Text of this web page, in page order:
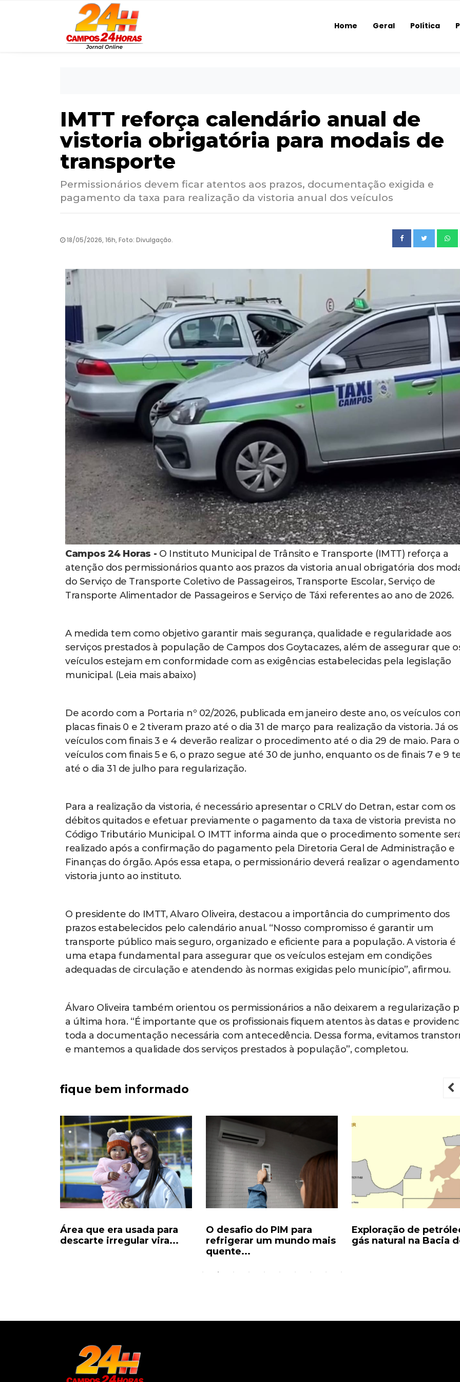
Home Geral Política
IMTT reforça calendário anual de
vistoria obrigatória para modais de
transporte
Permissionários devem ficar atentos aos prazos, documentação exigida e
pagamento da taxa para realização da vistoria anual dos veículos
18/05/2026, 16h, Foto: Divulgação.
Campos 24 Horas - O Instituto Municipal de Trânsito e Transporte (IMTT) reforça a
atenção dos permissionários quanto aos prazos da vistoria anual obrigatória dos
do Serviço de Transporte Coletivo de Passageiros, Transporte Escolar, Serviço de
Transporte Alimentador de Passageiros e Serviço de Táxi referentes ao ano de 2026.
A medida tem como objetivo garantir mais segurança, qualidade e regularidade aos
serviços prestados à população de Campos dos Goytacazes, além de assegurar que
veículos estejam em conformidade com as exigências estabelecidas pela legislação
municipal. (Leia mais abaixo)
De acordo com a Portaria nº 02/2026, publicada em janeiro deste ano, os veículos
placas finais 0 e 2 tiveram prazo até o dia 31 de março para realização da vistoria. Já os
veículos com finais 3 e 4 deverão realizar o procedimento até o dia 29 de maio. Para
veículos com finais 5 e 6, o prazo segue até 30 de junho, enquanto os de finais 7 e 9
até o dia 31 de julho para regularização.
Para a realização da vistoria, é necessário apresentar o CRLV do Detran, estar com os
débitos quitados e efetuar previamente o pagamento da taxa de vistoria prevista no
Código Tributário Municipal. O IMTT informa ainda que o procedimento somente
realizado após a confirmação do pagamento pela Diretoria Geral de Administração e
Finanças do órgão. Após essa etapa, o permissionário deverá realizar o agendamento
vistoria junto ao instituto.
O presidente do IMTT, Alvaro Oliveira, destacou a importância do cumprimento dos
prazos estabelecidos pelo calendário anual. “Nosso compromisso é garantir um
transporte público mais seguro, organizado e eficiente para a população. A vistoria é
uma etapa fundamental para assegurar que os veículos estejam em condições
adequadas de circulação e atendendo às normas exigidas pelo município”, afirmou.
Álvaro Oliveira também orientou os permissionários a não deixarem a regularização
a última hora. “É importante que os profissionais fiquem atentos às datas e
toda a documentação necessária com antecedência. Dessa forma, evitamos
e mantemos a qualidade dos serviços prestados à população”, completou.
fique bem informado
Área que era usada para
descarte irregular vira...
O desafio do PIM para
refrigerar um mundo mais
quente...
Exploração de
gás natural na Bacia